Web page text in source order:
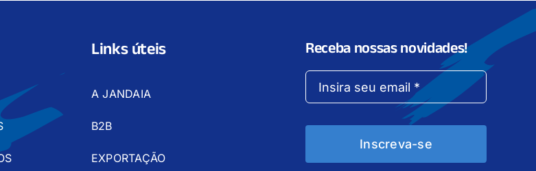
Links úteis
A JANDAIA
B2B
EXPORTAÇÃO
Receba nossas novidades!
Inscreva-se